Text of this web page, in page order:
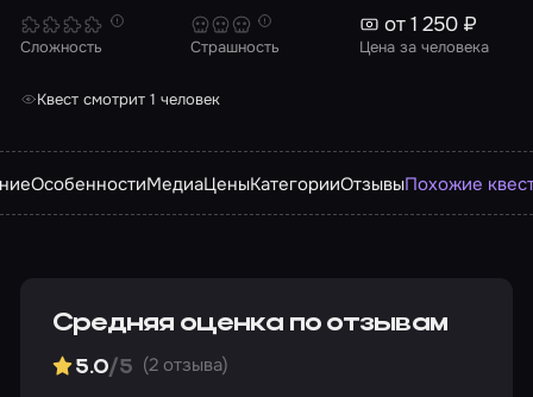
Сложность Страшность Цена за человека
от 1 250 ₽
Квест смотрит 1 человек
ОсобенностиМедиаЦеныКатегорииОтзывыПохожие
Средняя оценка по отзывам
5.0/5 (2 отзыва)